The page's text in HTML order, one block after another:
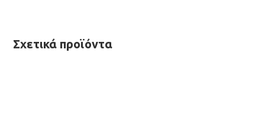
Σχετικά προϊόντα